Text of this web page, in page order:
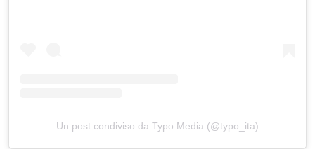
Un post condiviso da Typo Media (@typo_ita)